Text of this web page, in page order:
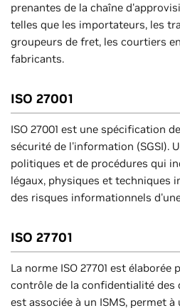
prenantes de la chaîne
telles que les importateurs, les
groupeurs de fret, les courtiers
fabricants.
ISO 27001
ISO 27001 est une spécification
sécurité de l'information (SGSI).
politiques et de procédures qui
légaux, physiques et techniques
des risques informationnels
ISO 27701
La norme ISO 27701 est
contrôle de la confidentialité des
est associée à un ISMS, permet